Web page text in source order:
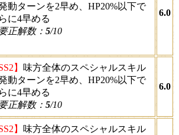
動ターンを2早め、HP20%以下で
に4早める
正解数： 5/10
6.0
】 味方全体のスペシャルスキル
動ターンを2早め、HP20%以下で
に4早める
正解数： 5/10
6.0
】 味方全体のスペシャルスキル